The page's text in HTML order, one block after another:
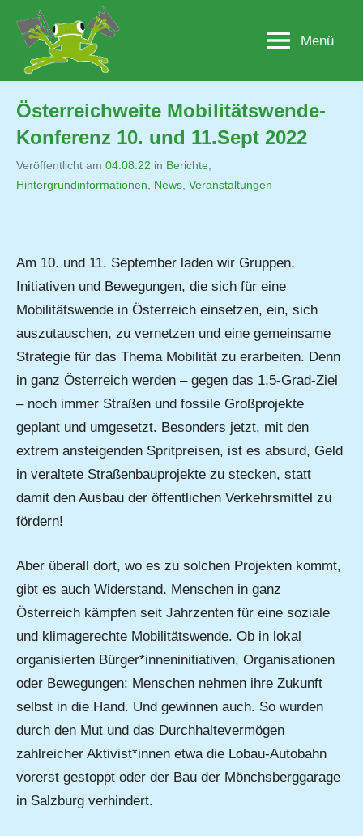
Inhalt
springenLobau.org
BürgerInitiative
"Rettet
die
Lobau
–
Natur
Beton"
Menü
Österreichweite Mobilitätswende-
Konferenz 10. und 11.Sept 2022
Veröffentlicht am 04.08.22 von
Jutta
in Berichte
Hintergrundinformationen
News Veranstaltungen
Am 10. und 11. September laden wir Gruppen,
Initiativen und Bewegungen, die sich für eine
Mobilitätswende in Österreich einsetzen, ein, sich
auszutauschen, zu vernetzen und eine gemeinsame
Strategie für das Thema Mobilität zu erarbeiten. Denn
in ganz Österreich werden – gegen das 1,5-Grad-Ziel
– noch immer Straßen und fossile Großprojekte
geplant und umgesetzt. Besonders jetzt, mit den
extrem ansteigenden Spritpreisen, ist es absurd, Geld
in veraltete Straßenbauprojekte zu stecken, statt
damit den Ausbau der öffentlichen Verkehrsmittel zu
fördern!
Aber überall dort, wo es zu solchen Projekten kommt,
gibt es auch Widerstand. Menschen in ganz
Österreich kämpfen seit Jahrzenten für eine soziale
und klimagerechte Mobilitätswende. Ob in lokal
organisierten Bürger*inneninitiativen, Organisationen
oder Bewegungen: Menschen nehmen ihre Zukunft
selbst in die Hand. Und gewinnen auch. So wurden
durch den Mut und das Durchhaltevermögen
zahlreicher Aktivist*innen etwa die Lobau-Autobahn
vorerst gestoppt oder der Bau der Mönchsberggarage
in Salzburg verhindert.